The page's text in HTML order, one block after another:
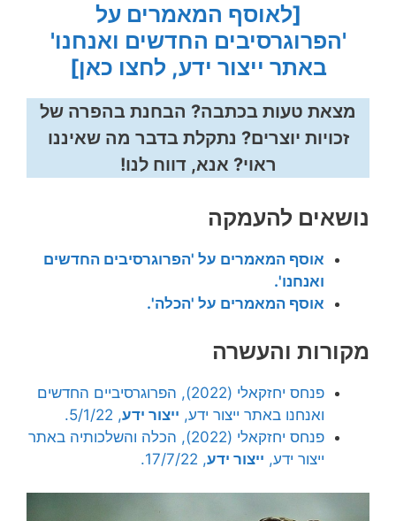
[לאוסף המאמרים על
'הפרוגרסיבים החדשים ואנחנו'
באתר ייצור ידע, לחצו כאן]
מצאת טעות בכתבה? הבחנת בהפרה של
זכויות יוצרים? נתקלת בדבר מה שאיננו
ראוי? אנא, דווח לנו!
נושאים להעמקה
אוסף המאמרים על 'הפרוגרסיבים החדשים
ואנחנו'.
אוסף המאמרים על 'הכלה'.
מקורות והעשרה
פנחס יחזקאלי (2022), הפרוגרסיביים החדשים
ואנחנו באתר ייצור ידע, ייצור ידע, 5/1/22.
פנחס יחזקאלי (2022), הכלה והשלכותיה באתר
ייצור ידע, ייצור ידע, 17/7/22.